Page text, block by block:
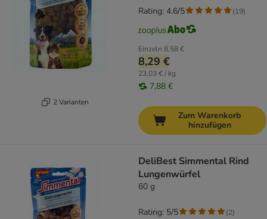
2 Varianten
Einzeln 8,58 €
8,29 €
23,03 € / kg
7,88 €
Rating: 4.6/5 (19)
Zum Warenkorb
hinzufügen
DeliBest Simmental Rind
Lungenwürfel
60 g
Rating: 5/5 (2)